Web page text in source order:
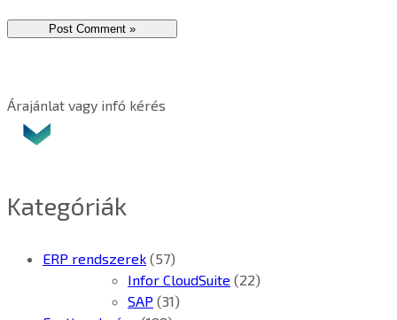
Árajánlat vagy infó kérés
Kategóriák
ERP rendszerek (57)
Infor CloudSuite (22)
SAP (31)